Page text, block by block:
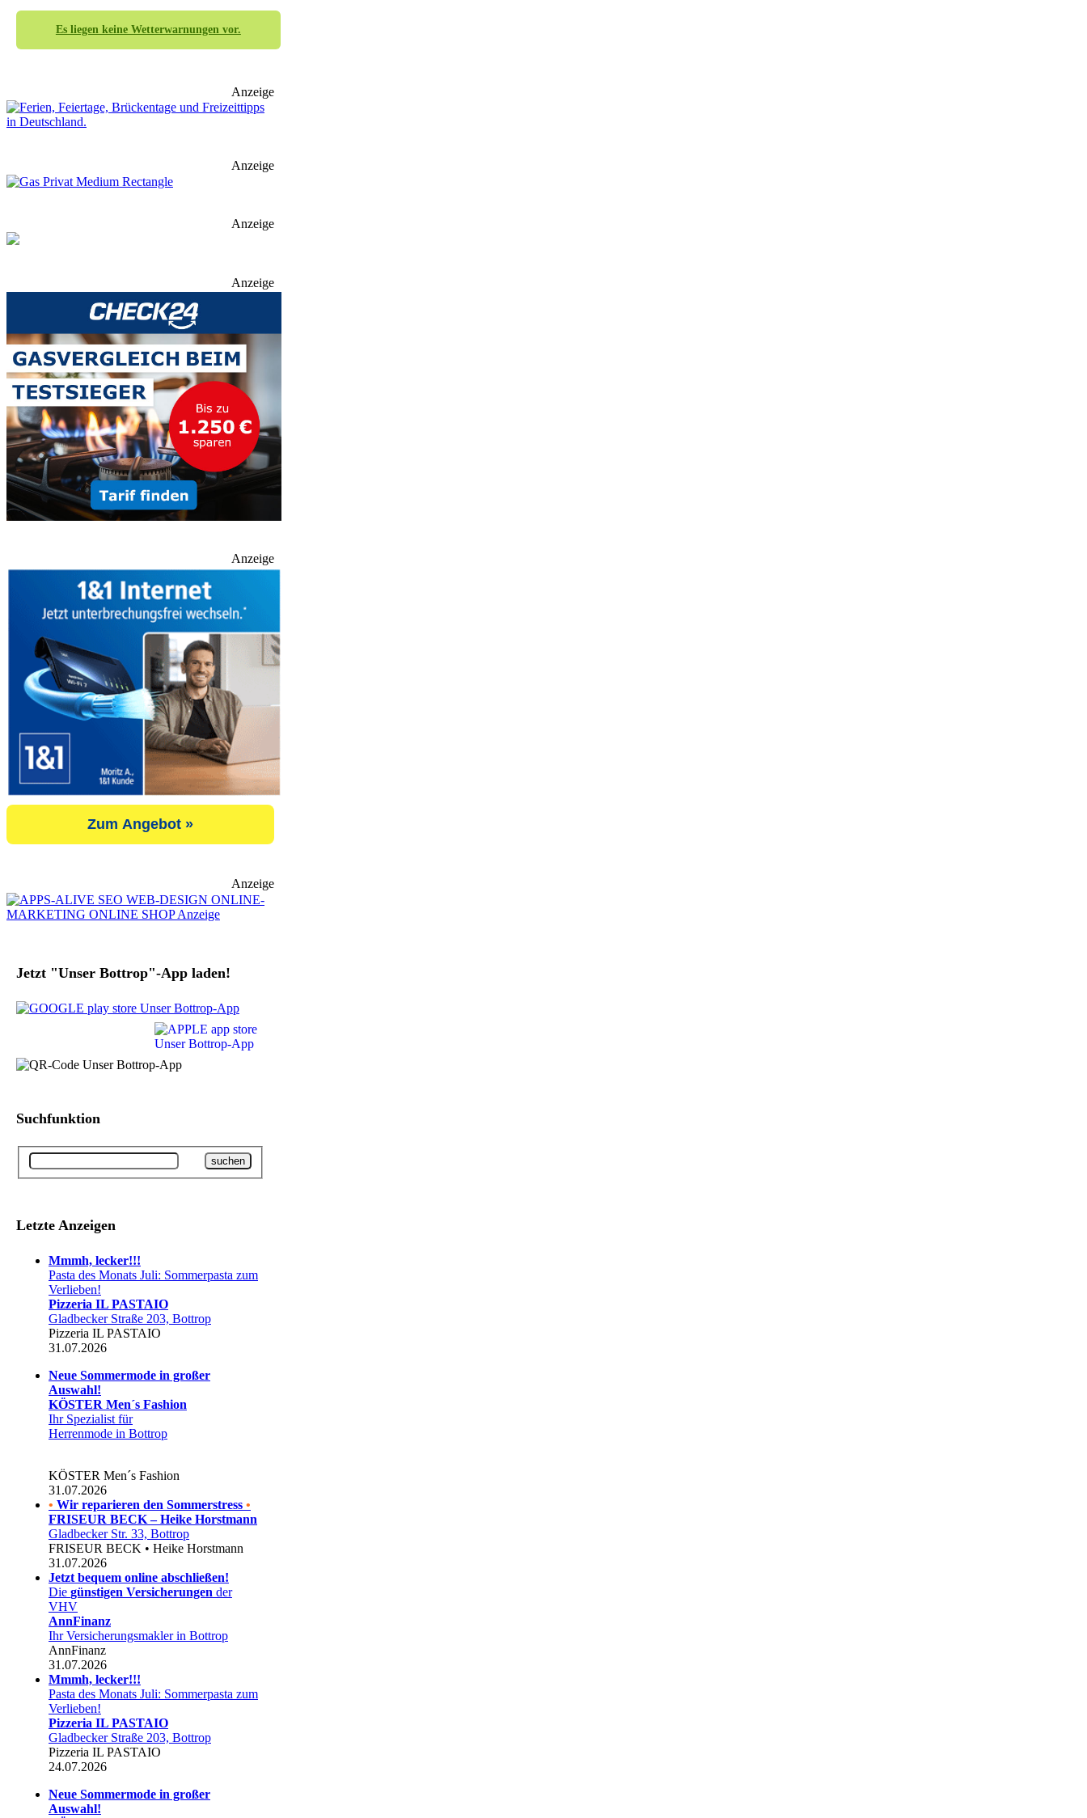
Es liegen keine Wetterwarnungen vor.
Anzeige
Anzeige
Anzeige
Anzeige
Anzeige
Zum Angebot »
Anzeige
Jetzt "Unser Bottrop"-App laden!
Suchfunktion
Letzte Anzeigen
Mmmh, lecker!!!
Pasta des Monats Juli: Sommerpasta zum
Verlieben!
Pizzeria IL PASTAIO
Gladbecker Straße 203, Bottrop
Pizzeria IL PASTAIO
31.07.2026
Neue Sommermode in großer
Auswahl!
KÖSTER Men´s Fashion
Ihr Spezialist für
Herrenmode in Bottrop
KÖSTER Men´s Fashion
31.07.2026
• Wir reparieren den Sommerstress •
FRISEUR BECK – Heike Horstmann
Gladbecker Str. 33, Bottrop
FRISEUR BECK • Heike Horstmann
31.07.2026
Jetzt bequem online abschließen!
Die günstigen Versicherungen der
VHV
AnnFinanz
Ihr Versicherungsmakler in Bottrop
AnnFinanz
31.07.2026
Mmmh, lecker!!!
Pasta des Monats Juli: Sommerpasta zum
Verlieben!
Pizzeria IL PASTAIO
Gladbecker Straße 203, Bottrop
Pizzeria IL PASTAIO
24.07.2026
Neue Sommermode in großer
Auswahl!